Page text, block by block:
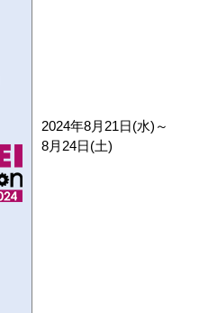
2024年8月21日(水)～
8月24日(土)